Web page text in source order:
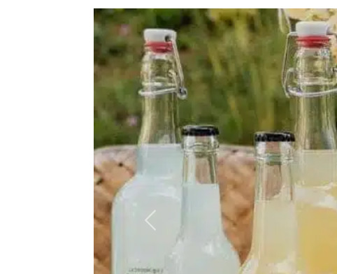
Précédent